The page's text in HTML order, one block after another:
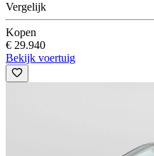
Vergelijk
Kopen
€ 29.940
Bekijk voertuig